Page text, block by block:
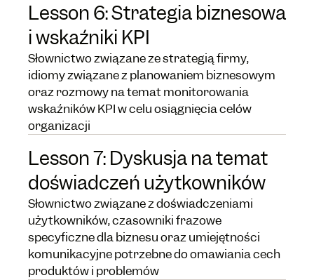
Lesson 6: Strategia biznesowa
i wskaźniki KPI
Słownictwo związane ze strategią firmy,
idiomy związane z planowaniem biznesowym
oraz rozmowy na temat monitorowania
wskaźników KPI w celu osiągnięcia celów
organizacji
Lesson 7: Dyskusja na temat
doświadczeń użytkowników
Słownictwo związane z doświadczeniami
użytkowników, czasowniki frazowe
specyficzne dla biznesu oraz umiejętności
komunikacyjne potrzebne do omawiania cech
produktów i problemów